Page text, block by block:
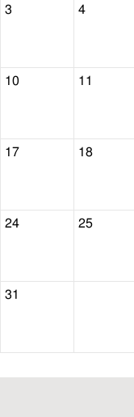
3 4
10 11
17 18
24 25
31